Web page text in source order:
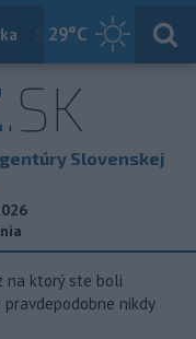
29°C
Slovensko
.SK
Slovenskej
na ktorý ste boli
nikdy